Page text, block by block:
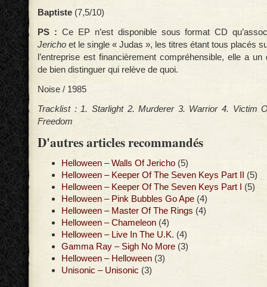
Baptiste (7,5/10)
PS : Ce EP n’est disponible sous format CD
Jericho et le single « Judas », les titres étant tous placés
l’entreprise est financièrement compréhensible, elle a
de bien distinguer qui relève de quoi.
Noise / 1985
Tracklist : 1. Starlight 2. Murderer 3. Warrior 4. Victim
Freedom
D'autres articles recommandés
Helloween – Walls Of Jericho (5)
Helloween – Keeper Of The Seven Keys Part II (5)
Helloween – Keeper Of The Seven Keys Part I (5)
Helloween – Pink Bubbles Go Ape (4)
Helloween – Master Of The Rings (4)
Helloween – Chameleon (4)
Helloween – Live In The U.K. (4)
Gamma Ray – Sigh No More (3)
Helloween – Helloween (3)
Unisonic – Unisonic (3)